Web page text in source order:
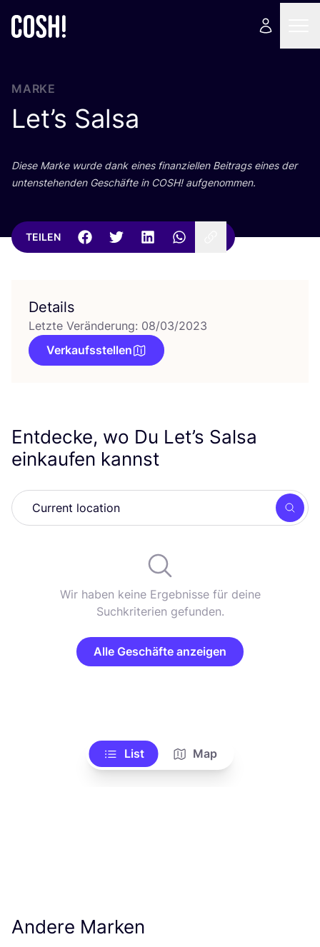
MARKE
Let’s Salsa
Die­se Mar­ke wur­de dank eines finan­zi­el­len Bei­trags eines der
unten­ste­hen­den Geschäf­te in COSH! aufgenommen.
TEILEN
Details
Letzte Veränderung: 08/03/2023
Verkaufsstellen
Entdecke, wo Du Let’s Salsa
einkaufen kannst
Wir haben keine Ergebnisse für deine
Suchkriterien gefunden.
Alle Geschäfte anzeigen
List Map
Andere Marken